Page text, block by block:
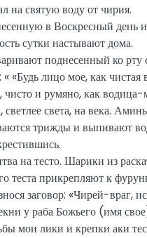
на святую воду от чирия.
в Воскресный день
сутки настывают дома.
поднесенный ко рту
«Будь лицо мое, как чистая
чисто и румяно, как водица-
светлее света, на века.
трижды и выпивают
на тесто. Шарики из
теста прикрепляют к
заговор: «Чирей-враг,
у раба Божьего (имя
мои лики и крепки аки